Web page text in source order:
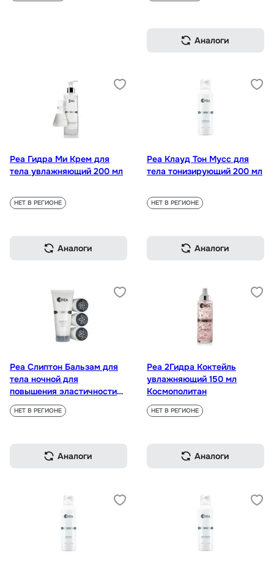
Аналоги
Реа Гидра Ми Крем для
тела увлажняющий 200 мл
НЕТ В РЕГИОНЕ
Аналоги
Реа Клауд Тон Мусс для
тела тонизирующий 200 мл
НЕТ В РЕГИОНЕ
Аналоги
Реа Слиптон Бальзам для
тела ночной для
повышения эластичности
175 мл
НЕТ В РЕГИОНЕ
Аналоги
Реа 2Гидра Коктейль
увлажняющий 150 мл
Космополитан
НЕТ В РЕГИОНЕ
Аналоги